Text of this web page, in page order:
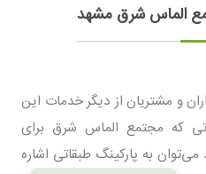
الماس شرق مشهد
و مشتریان از دیگر خدمات این
که مجتمع الماس شرق برای
می‌توان به پارکینگ طبقاتی اشاره